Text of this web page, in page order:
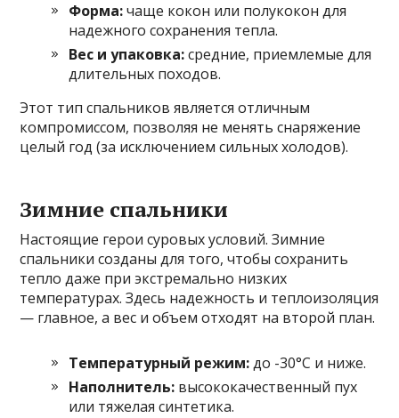
Форма:чаще кокон или полукокон для
надежного сохранения тепла.
Вес и упаковка:средние, приемлемые для
длительных походов.
Этот тип спальников является отличным
компромиссом, позволяя не менять снаряжение
целый год (за исключением сильных холодов).
Зимние спальники
Настоящие герои суровых условий. Зимние
спальники созданы для того, чтобы сохранить
тепло даже при экстремально низких
температурах. Здесь надежность и теплоизоляция
— главное, а вес и объем отходят на второй план.
Температурный режим:до -30°C и ниже.
Наполнитель: высококачественный пух
или тяжелая синтетика.